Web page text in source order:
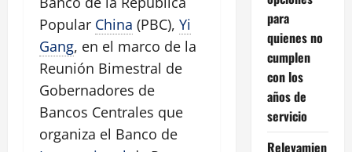
Popular China (PBC), Yi
Gang, en el marco de la
Reunión Bimestral de
Gobernadores de
Bancos Centrales que
organiza el Banco de
para
quienes no
cumplen
con los
años de
servicio
Relevamien